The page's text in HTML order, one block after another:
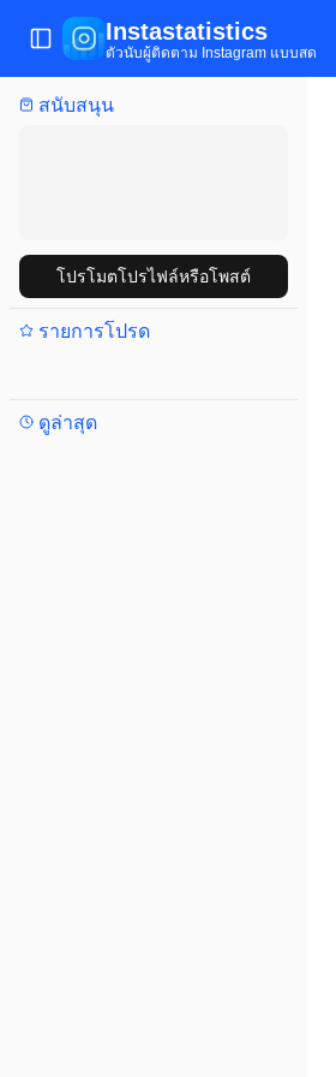
สนับสนุน
โปรโมตโปรไฟล์หรือโพสต์
รายการโปรด
ดูล่าสุด
เปิด/ปิดเมนู
Instastatistics
ตัวนับผู้ติดตาม Instagram แบบสด